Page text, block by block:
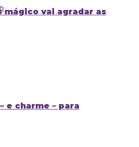
mágico vai agradar as
e charme – para